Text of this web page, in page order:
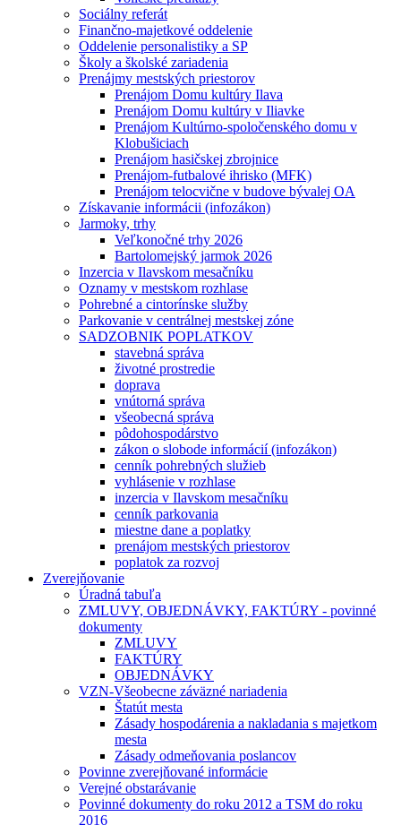
Sociálny referát
Finančno-majetkové oddelenie
Oddelenie personalistiky a SP
Školy a školské zariadenia
Prenájmy mestských priestorov
Prenájom Domu kultúry Ilava
Prenájom Domu kultúry v Iliavke
Prenájom Kultúrno-spoločenského domu v
Klobušiciach
Prenájom hasičskej zbrojnice
Prenájom-futbalové ihrisko (MFK)
Prenájom telocvične v budove bývalej OA
Získavanie informácii (infozákon)
Jarmoky, trhy
Veľkonočné trhy 2026
Bartolomejský jarmok 2026
Inzercia v Ilavskom mesačníku
Oznamy v mestskom rozhlase
Pohrebné a cintorínske služby
Parkovanie v centrálnej mestskej zóne
SADZOBNIK POPLATKOV
stavebná správa
životné prostredie
doprava
vnútorná správa
všeobecná správa
pôdohospodárstvo
zákon o slobode informácií (infozákon)
cenník pohrebných služieb
vyhlásenie v rozhlase
inzercia v Ilavskom mesačníku
cenník parkovania
miestne dane a poplatky
prenájom mestských priestorov
poplatok za rozvoj
Zverejňovanie
Úradná tabuľa
ZMLUVY, OBJEDNÁVKY, FAKTÚRY - povinné
dokumenty
ZMLUVY
FAKTÚRY
OBJEDNÁVKY
VZN-Všeobecne záväzné nariadenia
Štatút mesta
Zásady hospodárenia a nakladania s majetkom
mesta
Zásady odmeňovania poslancov
Povinne zverejňované informácie
Verejné obstarávanie
Povinné dokumenty do roku 2012 a TSM do roku
2016